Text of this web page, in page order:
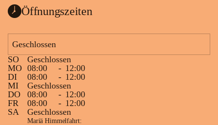
Öffnungszeiten
Geschlossen
SO
Geschlossen
MO 08:00 - 12:00
DI
08:00 - 12:00
MI
Geschlossen
DO
08:00 - 12:00
FR
08:00 - 12:00
SA
Geschlossen
Mariä Himmelfahrt: